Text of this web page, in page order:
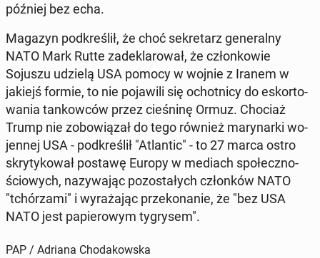
później bez echa.
Magazyn pod­kre­ślił, że choć se­kre­tarz ge­ne­ral­ny
NATO Mark Rutte za­de­kla­ro­wał, że człon­ko­wie
Sojuszu udzielą USA pomocy w wojnie z Iranem w
jakiejś formie, to nie po­ja­wi­li się ochot­ni­cy do eskor­to­
wa­nia tan­kow­ców przez cie­śni­nę Ormuz. Chociaż
Trump nie zo­bo­wią­zał do tego również ma­ry­nar­ki wo­
jen­nej USA - pod­kre­ślił "Atlan­tic" - to 27 marca ostro
skry­ty­ko­wał postawę Europy w mediach spo­łecz­no­
ścio­wych, na­zy­wa­jąc po­zo­sta­łych człon­ków NATO
"tchó­rza­mi" i wy­ra­ża­jąc prze­ko­na­nie, że "bez USA
NATO jest pa­pie­ro­wym ty­gry­sem".
PAP / Adriana Chodakowska